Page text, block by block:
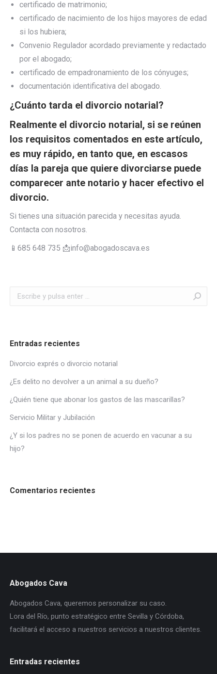
certificado de matrimonio;
certificado de nacimiento de los hijos mayores de edad
si los hubiera;
Convenio Regulador acordado previamente y redactado
por el abogado;
certificado de empadronamiento de los cónyuges;
documentación identificativa del abogado.
¿Cuánto tarda el divorcio notarial?
Realmente el divorcio notarial, si se reúnen
los requisitos comentados en este artículo,
es muy rápido, en tanto que, en escasos
días la pareja que quiere divorciarse puede
comparecer ante notario y hacer efectivo el
divorcio.
Si tienes una situación parecida y necesitas ayuda.
Contacta con nosotros.
📱685 648 735 📩info@abogadoscava.es
Buscar:
Entradas recientes
Divorcio exprés o divorcio notarial
¿Es delito no devolver a un animal a su dueño?
¿Quién tiene que abonar los gastos de las mascarillas?
Servicio Militar y Jubilación
¿Y si los padres no se ponen de acuerdo en vacunar a su
hijo?
Comentarios recientes
Abogados Cava
Abogados Cava, queremos personalizar su caso.
Lora del Río, punto estratégico entre Sevilla y Córdoba,
facilitará el acceso a nuestros servicios a nuestros clientes.
Entradas recientes